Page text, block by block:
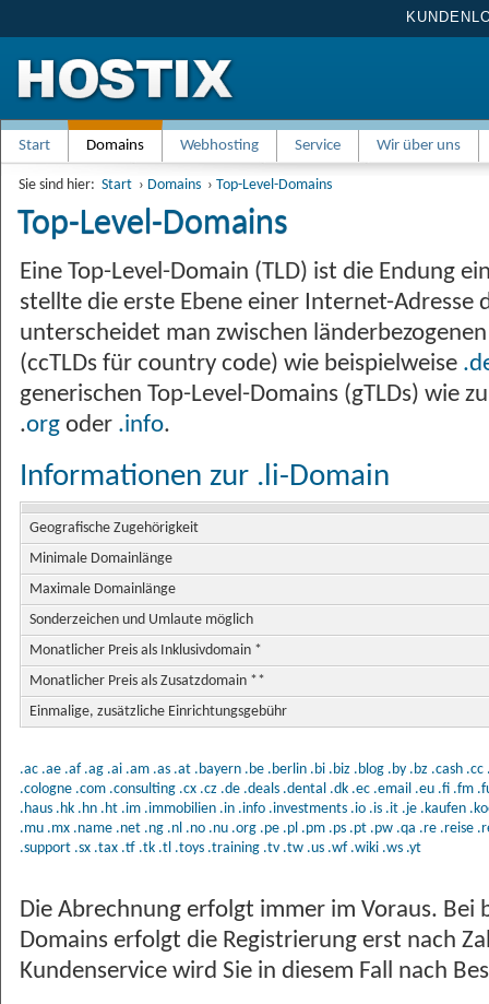
Start Domains Webhosting Service Wir über uns
Sie sind hier: Start › Domains › Top-Level-Domains
Top-Level-Domains
Eine Top-Level-Domain (TLD) ist die Endung
stellte die erste Ebene einer Internet-Adresse
unterscheidet man zwischen
(ccTLDs für country code) wie beispielweise
generischen Top-Level-Domains (gTLDs) wie
.org oder .info.
Informationen zur .li-Domain
Geografische Zugehörigkeit
Minimale Domainlänge
Maximale Domainlänge
Sonderzeichen und Umlaute möglich
Monatlicher Preis als Inklusivdomain *
Monatlicher Preis als Zusatzdomain **
Einmalige, zusätzliche Einrichtungsgebühr
.ac .ae .af .ag .ai .am .as .at .bayern .be .berlin .bi .biz .blog .by .bz .cash .cc
.cologne .com .consulting .cx .cz .de .deals .dental .dk .ec .email .eu .fi .fm
.haus .hk .hn .ht .im .immobilien .in .info .investments .io .is .it .je .kaufen
.mu .mx .name .net .ng .nl .no .nu .org .pe .pl .pm .ps .pt .pw .qa .re .reise
.support .sx .tax .tf .tk .tl .toys .training .tv .tw .us .wf .wiki .ws .yt
Die Abrechnung erfolgt immer im Voraus. Bei
Domains erfolgt die Registrierung erst nach
Kundenservice wird Sie in diesem Fall nach